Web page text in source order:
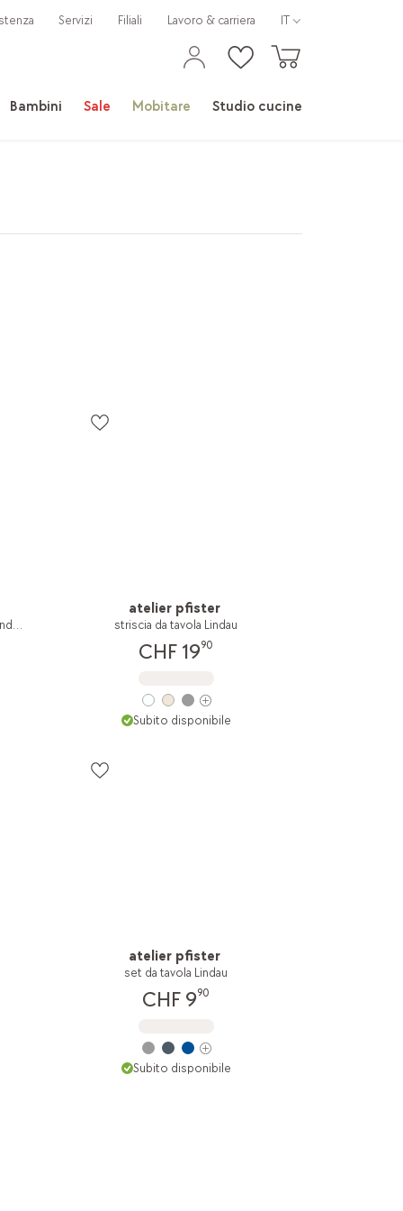
Bambini Sale Mobitare Studio cucine
Servizi Filiali Lavoro & carriera IT
fodera per cuscino decorativo Lindau
atelier pfister
striscia da tavola Lindau
CHF 1990
Subito disponibile
atelier pfister
set da tavola Lindau
CHF 990
Subito disponibile